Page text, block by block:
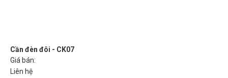
Cần đèn đôi - CK07
Giá bán:
Liên hệ